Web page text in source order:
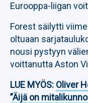
Eurooppa-liigan
Forest säilytti
oltuaan
nousi pystyyn
voittanutta Aston
LUE MYÖS: Oliver
”Äijä on